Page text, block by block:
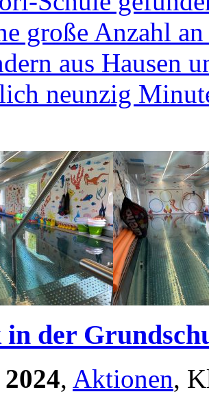
große Anzahl
aus Hausen
neunzig
der
, Aktionen,